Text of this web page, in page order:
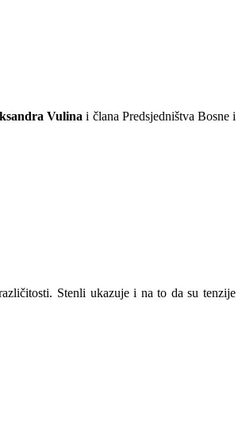
Vulina i člana Predsjedništva Bosne i
Stenli ukazuje i na to da su tenzije